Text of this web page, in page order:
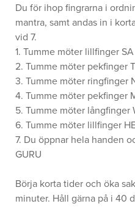
Du för ihop fingrarna i
mantra, samt andas in i
vid 7.
1. Tumme möter lillfinger SA
2. Tumme möter pekfinger
3. Tumme möter ringfinger
4. Tumme möter pekfinger
5. Tumme möter långfinger
6. Tumme möter lillfinger
7. Du öppnar hela handen
GURU
Börja korta tider och öka
minuter. Håll gärna på i 40